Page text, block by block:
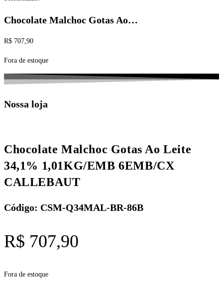
Chocolate Malchoc Gotas Ao…
R$ 707,90
Fora de estoque
Nossa loja
Chocolate Malchoc Gotas Ao Leite
34,1% 1,01KG/EMB 6EMB/CX
CALLEBAUT
Código: CSM-Q34MAL-BR-86B
R$ 707,90
Fora de estoque